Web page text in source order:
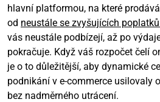
hlavní platformou, na které
od neustále se zvyšujících
vás neustále podbízejí, až po
pokračuje. Když váš rozpočet čelí
je o to důležitější, aby dynamické
podnikání v e-commerce usilovaly
bez nadměrného utrácení.